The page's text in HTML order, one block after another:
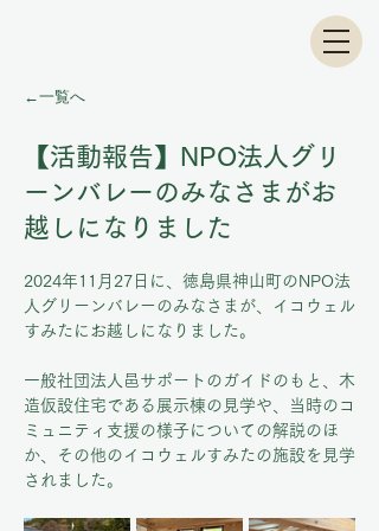
←一覧へ
【活動報告】NPO法人グリ
ーンバレーのみなさまがお
越しになりました
2024年11月27日に、徳島県神山町のNPO法
人グリーンバレーのみなさまが、イコウェル
すみたにお越しになりました。
一般社団法人邑サポートのガイドのもと、木
造仮設住宅である展示棟の見学や、当時のコ
ミュニティ支援の様子についての解説のほ
か、その他のイコウェルすみたの施設を見学
されました。